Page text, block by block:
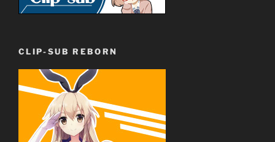
Giới thiệu nội dung:
CLIP-SUB REBORN